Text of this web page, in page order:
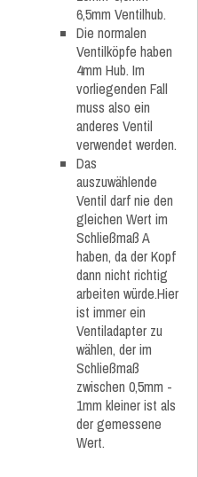
6,5mm Ventilhub.
Die normalen
Ventilköpfe haben
4mm Hub. Im
vorliegenden Fall
muss also ein
anderes Ventil
verwendet werden.
Das
auszuwählende
Ventil darf nie den
gleichen Wert im
Schließmaß A
haben, da der Kopf
dann nicht richtig
arbeiten würde.Hier
ist immer ein
Ventiladapter zu
wählen, der im
Schließmaß
zwischen 0,5mm -
1mm kleiner ist als
der gemessene
Wert.